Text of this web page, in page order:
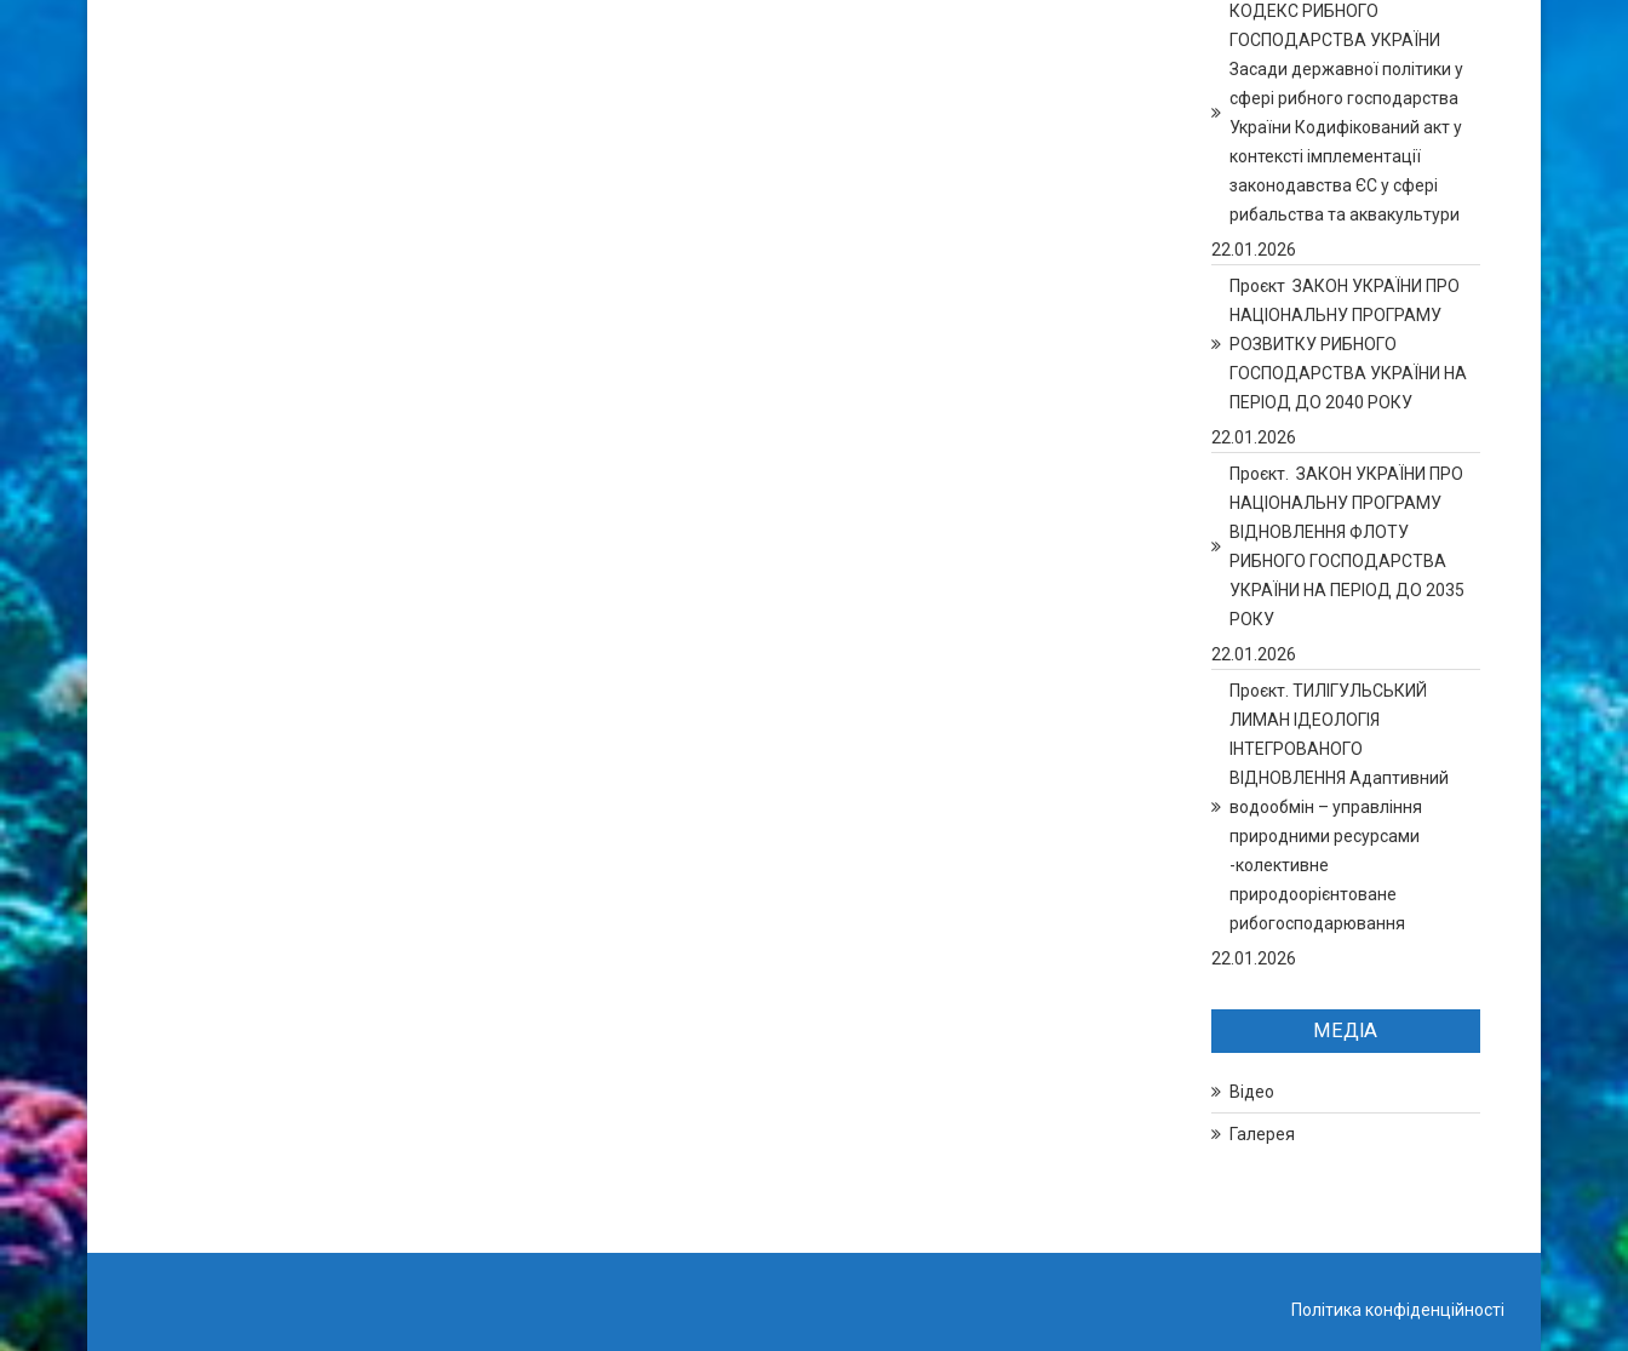
КОДЕКС РИБНОГО
ГОСПОДАРСТВА УКРАЇНИ
Засади державної політики у
сфері рибного господарства
України Кодифікований акт у
контексті імплементації
законодавства ЄС у сфері
рибальства та аквакультури
22.01.2026
Проєкт ЗАКОН УКРАЇНИ ПРО
НАЦІОНАЛЬНУ ПРОГРАМУ
РОЗВИТКУ РИБНОГО
ГОСПОДАРСТВА УКРАЇНИ НА
ПЕРІОД ДО 2040 РОКУ
22.01.2026
Проєкт. ЗАКОН УКРАЇНИ ПРО
НАЦІОНАЛЬНУ ПРОГРАМУ
ВІДНОВЛЕННЯ ФЛОТУ
РИБНОГО ГОСПОДАРСТВА
УКРАЇНИ НА ПЕРІОД ДО 2035
РОКУ
22.01.2026
Проєкт. ТИЛІГУЛЬСЬКИЙ
ЛИМАН ІДЕОЛОГІЯ
ІНТЕГРОВАНОГО
ВІДНОВЛЕННЯ Адаптивний
водообмін – управління
природними ресурсами
-колективне
природоорієнтоване
рибогосподарювання
22.01.2026
МЕДІА
Відео
Галерея
Політика конфіденційності